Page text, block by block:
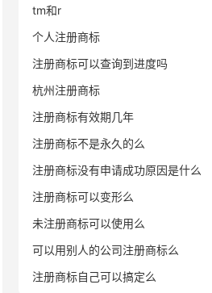
tm和r
个人注册商标
注册商标可以查询到进度吗
杭州注册商标
注册商标有效期几年
注册商标不是永久的么
注册商标没有申请成功原因是什么
注册商标可以变形么
未注册商标可以使用么
可以用别人的公司注册商标么
注册商标自己可以搞定么